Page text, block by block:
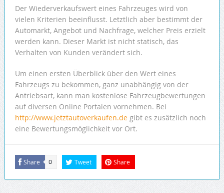
Der Wiederverkaufswert eines Fahrzeuges wird von
vielen Kriterien beeinflusst. Letztlich aber bestimmt der
Automarkt, Angebot und Nachfrage, welcher Preis erzielt
werden kann. Dieser Markt ist nicht statisch, das
Verhalten von Kunden verändert sich.
Um einen ersten Überblick über den Wert eines
Fahrzeugs zu bekommen, ganz unabhängig von der
Antriebsart, kann man kostenlose Fahrzeugbewertungen
auf diversen Online Portalen vornehmen. Bei
http://www.jetztautoverkaufen.degibt es zusätzlich noch
eine Bewertungsmöglichkeit vor Ort.
Share 0 Tweet Share